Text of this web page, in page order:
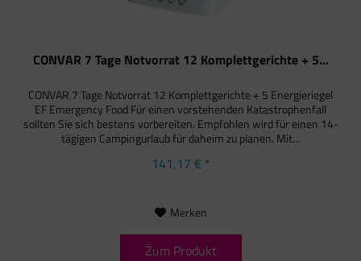
CONVAR 7 Tage Notvorrat 12 Komplettgerichte + 5...
CONVAR 7 Tage Notvorrat 12 Komplettgerichte + 5 Energieriegel
EF Emergency Food Für einen vorstehenden Katastrophenfall
sollten Sie sich bestens vorbereiten. Empfohlen wird für einen 14-
tägigen Campingurlaub für daheim zu planen. Mit...
141,17 € *
Merken
Zum Produkt